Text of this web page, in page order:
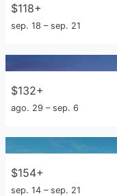
$118+
sep. 18 – sep. 21
$132+
ago. 29 – sep. 6
$154+
sep. 14 – sep. 21